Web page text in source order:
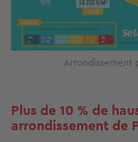
Arrondissement
Plus de 10 % de
arrondissement de